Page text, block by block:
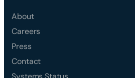
About
Careers
Press
Contact